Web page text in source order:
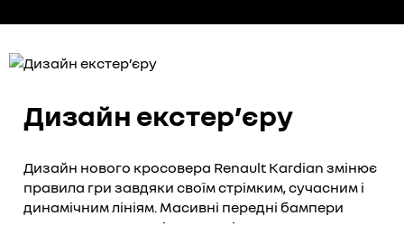
Дизайн екстер’єру
Дизайн нового кросовера Renault Kardian змінює
правила гри завдяки своїм стрімким, сучасним і
динамічним лініям. Масивні передні бампери